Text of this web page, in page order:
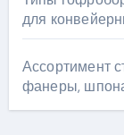
для
Ассортимент
фанеры,